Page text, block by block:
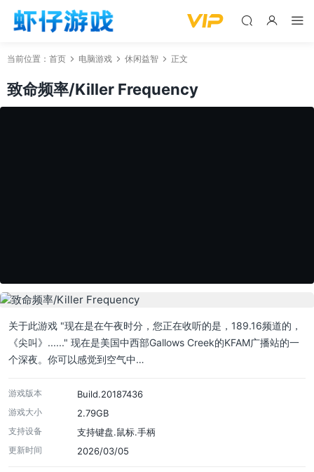
当前位置： 首页 电脑游戏 休闲益智 正文
致命频率/Killer Frequency
关于此游戏 "现在是在午夜时分，您正在收听的是，189.16频道的，
《尖叫》......" 现在是美国中西部Gallows Creek的KFAM广播站的一
个深夜。你可以感觉到空气中…
游戏版本 Build.20187436
游戏大小 2.79GB
支持设备 支持键盘.鼠标.手柄
更新时间 2026/03/05